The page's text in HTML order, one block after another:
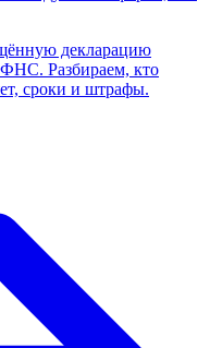
декларацию
Разбираем, кто
сроки и штрафы.